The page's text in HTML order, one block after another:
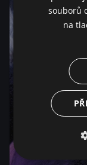
souborů
na